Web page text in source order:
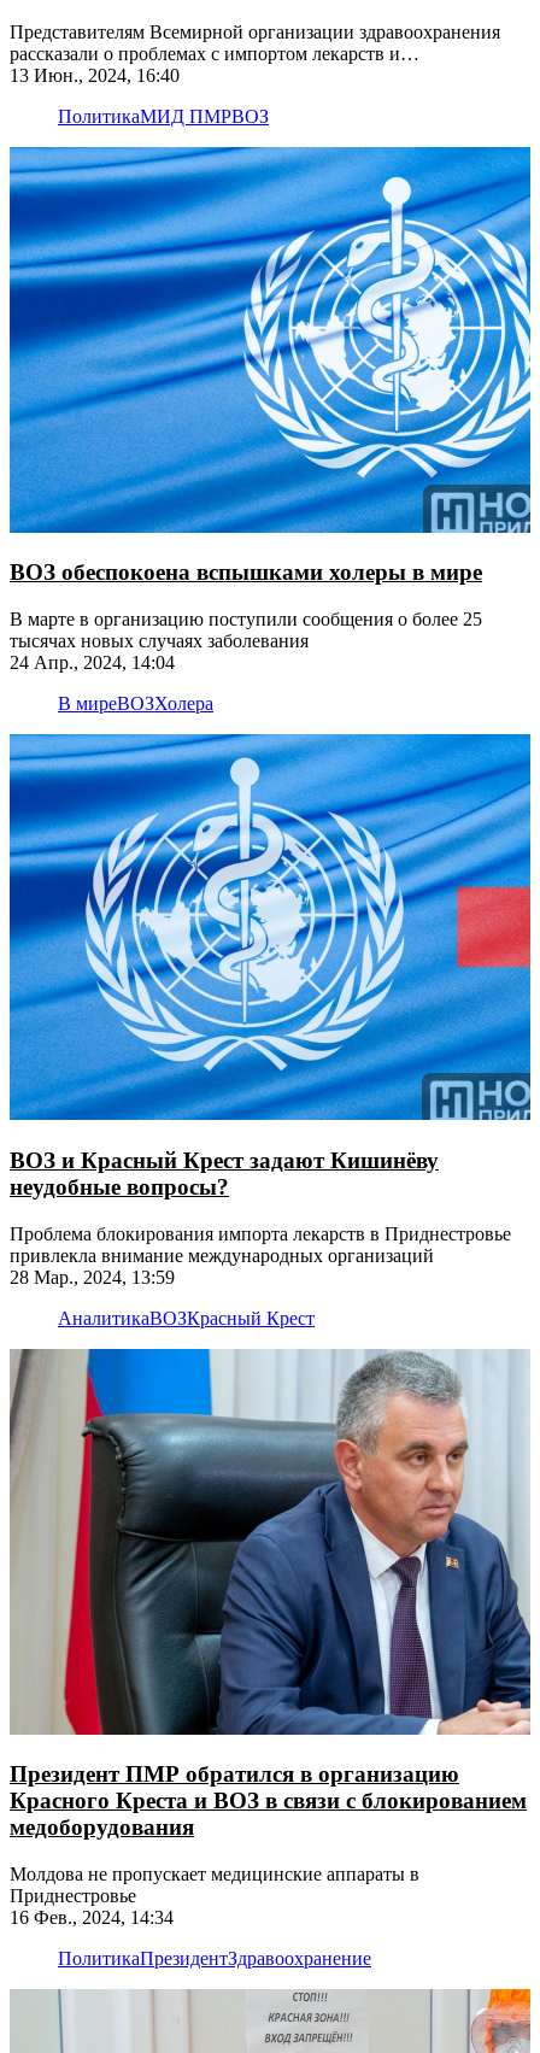
Представителям Всемирной организации здравоохранения
рассказали о проблемах с импортом лекарств и
медоборудования для приднестровского здравоохранения
13 Июн., 2024, 16:40
ПолитикаМИД ПМРВОЗ
ВОЗ обеспокоена вспышками холеры в мире
В марте в организацию поступили сообщения о более 25
тысячах новых случаях заболевания
24 Апр., 2024, 14:04
В миреВОЗХолера
ВОЗ и Красный Крест задают Кишинёву
неудобные вопросы?
Проблема блокирования импорта лекарств в Приднестровье
привлекла внимание международных организаций
28 Мар., 2024, 13:59
АналитикаВОЗКрасный Крест
Президент ПМР обратился в организацию
Красного Креста и ВОЗ в связи с блокированием
медоборудования
Молдова не пропускает медицинские аппараты в
Приднестровье
16 Фев., 2024, 14:34
ПолитикаПрезидентЗдравоохранение